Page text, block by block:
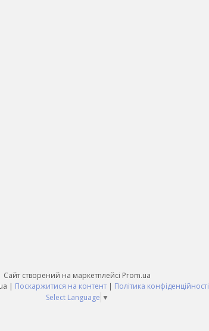
Сайт створений на маркетплейсі Prom.ua
magboom.com.ua | Поскаржитися на контент | Політика конфіденційності
Select Language ▼